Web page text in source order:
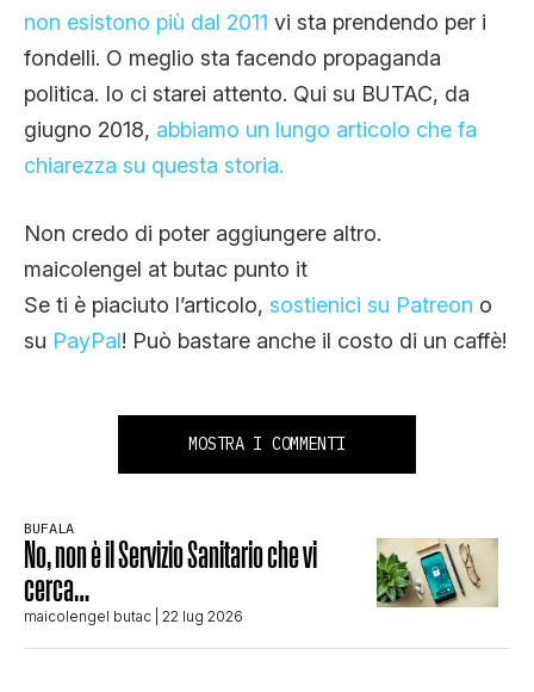
non esistono più dal 2011 vi sta prendendo per i
fondelli. O meglio sta facendo propaganda
politica. Io ci starei attento. Qui su BUTAC, da
giugno 2018, abbiamo un lungo articolo che fa
chiarezza su questa storia.
Non credo di poter aggiungere altro.
maicolengel at butac punto it
Se ti è piaciuto l’articolo, sostienici su Patreon o
su PayPal! Può bastare anche il costo di un caffè!
MOSTRA I COMMENTI
BUFALA
No, non è il Servizio Sanitario che vi
cerca…
maicolengel butac | 22 lug 2026